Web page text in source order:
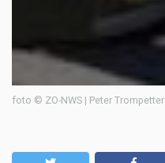
foto © ZO-NWS | Peter Trompetter